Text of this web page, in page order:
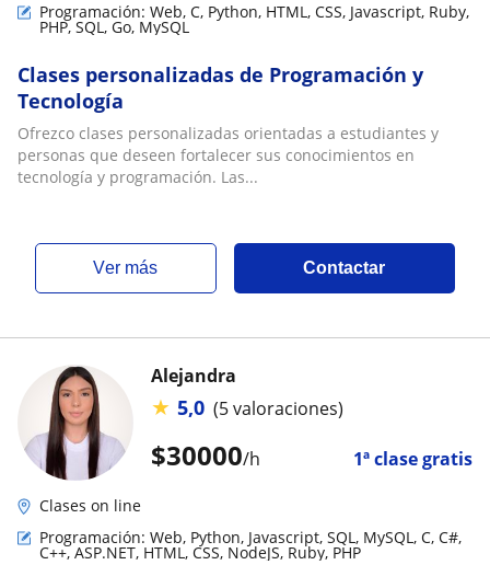
Programación: Web, C, Python, HTML, CSS, Javascript, Ruby,
PHP, SQL, Go, MySQL
Clases personalizadas de Programación y
Tecnología
Ofrezco clases personalizadas orientadas a estudiantes y
personas que deseen fortalecer sus conocimientos en
tecnología y programación. Las...
ver más Contactar
$30000/h 1ª clase gratis
Alejandra
★ 5,0 (5 valoraciones)
Clases on line
Programación: Web, Python, Javascript, SQL, MySQL, C, C#,
C++, ASP.NET, HTML, CSS, NodeJS, Ruby, PHP